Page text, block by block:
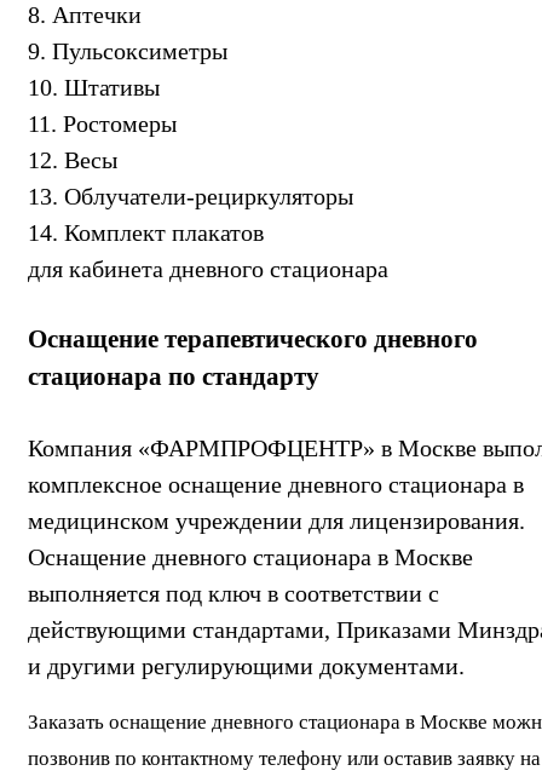
8. Аптечки
9. Пульсоксиметры
10. Штативы
11. Ростомеры
12. Весы
13. Облучатели-рециркуляторы
14. Комплект плакатов
для кабинета дневного стационара
Оснащение терапевтического дневного
стационара по стандарту
Компания «ФАРМПРОФЦЕНТР» в Москве
комплексное оснащение дневного стационара в
медицинском учреждении для лицензирования.
Оснащение дневного стационара в Москве
выполняется под ключ в соответствии с
действующими стандартами, Приказами
и другими регулирующими документами.
Заказать оснащение дневного стационара в Москве
позвонив по контактному телефону или оставив заявку на